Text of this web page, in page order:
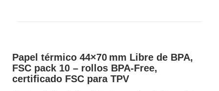
Papel térmico 44×70 mm Libre de BPA,
FSC pack 10 – rollos BPA‑Free,
certificado FSC para TPV